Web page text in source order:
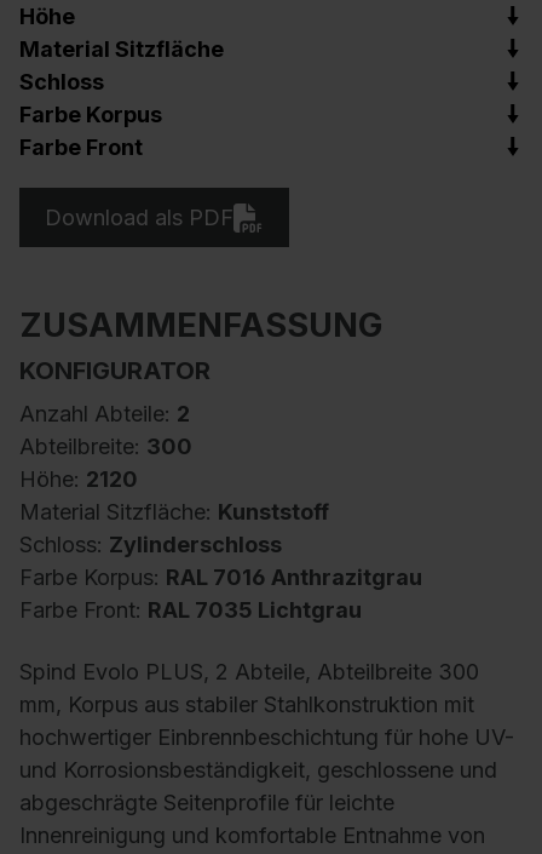
Höhe
Material Sitzfläche
Schloss
Farbe Korpus
Farbe Front
Download als PDF
ZUSAMMENFASSUNG
KONFIGURATOR
Anzahl Abteile: 2
Abteilbreite: 300
Höhe: 2120
Material Sitzfläche: Kunststoff
Schloss: Zylinderschloss
Farbe Korpus: RAL 7016 Anthrazitgrau
Farbe Front: RAL 7035 Lichtgrau
Spind Evolo PLUS, 2 Abteile, Abteilbreite 300
mm, Korpus aus stabiler Stahlkonstruktion mit
hochwertiger Einbrennbeschichtung für hohe UV-
und Korrosionsbeständigkeit, geschlossene und
abgeschrägte Seitenprofile für leichte
Innenreinigung und komfortable Entnahme von